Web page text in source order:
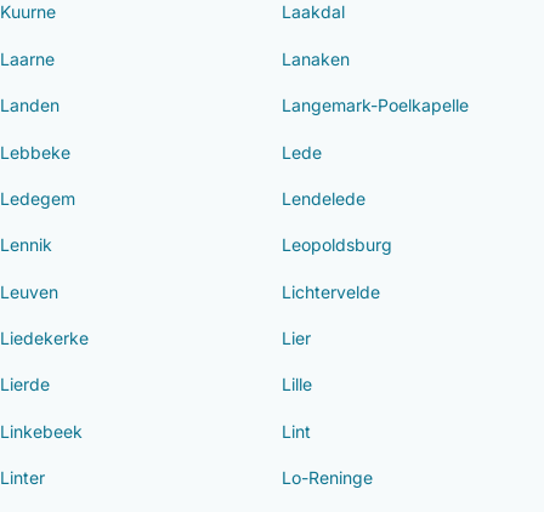
Kuurne Laakdal
Laarne Lanaken
Landen Langemark-Poelkapelle
Lebbeke Lede
Ledegem Lendelede
Lennik Leopoldsburg
Leuven Lichtervelde
Liedekerke Lier
Lierde Lille
Linkebeek Lint
Linter Lo-Reninge